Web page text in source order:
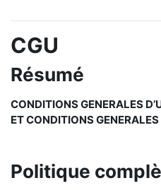
CGU
Résumé
CONDITIONS GENERALES
ET CONDITIONS
Politique